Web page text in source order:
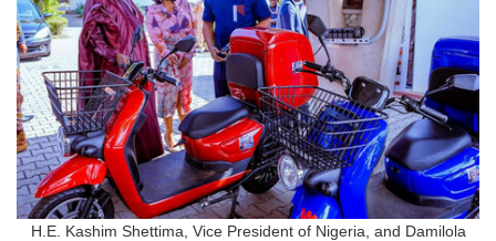
H.E. Kashim Shettima, Vice President of Nigeria, and Damilola